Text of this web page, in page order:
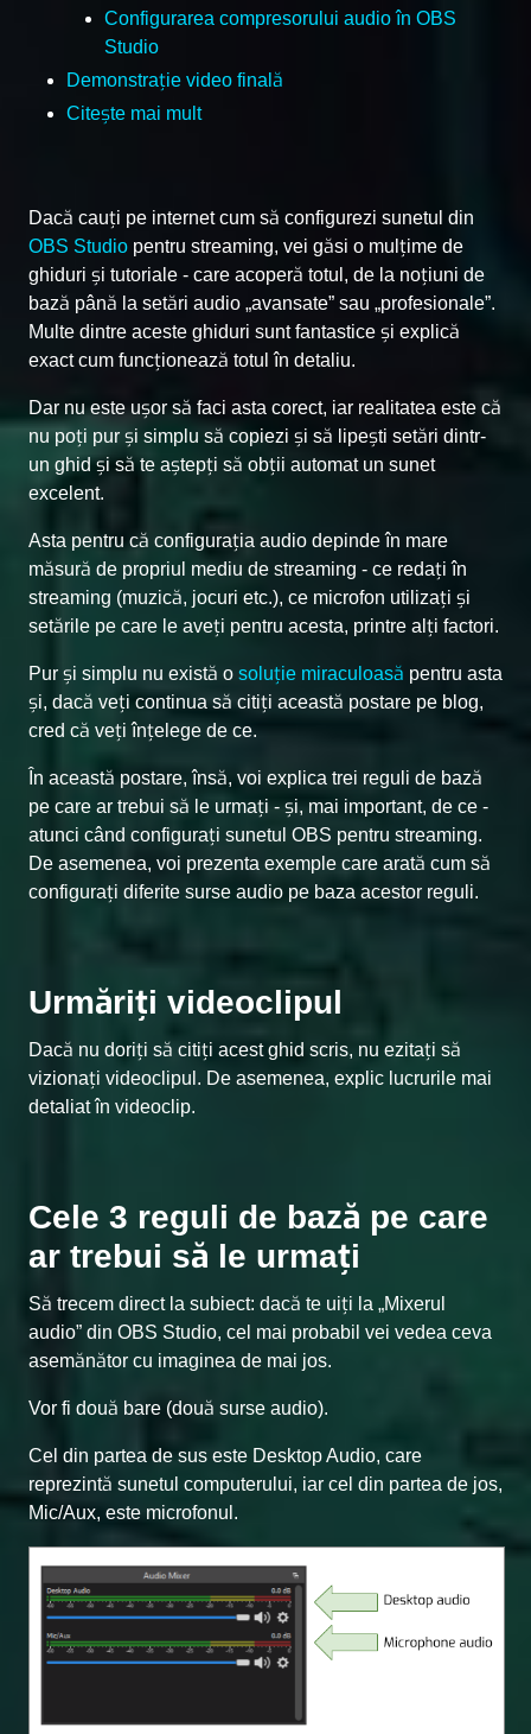
Configurarea compresorului audio în OBS
Studio
Demonstrație video finală
Citeşte mai mult
Dacă cauți pe internet cum să configurezi sunetul din
OBS Studio pentru streaming, vei găsi o mulțime de
ghiduri și tutoriale - care acoperă totul, de la noțiuni de
bază până la setări audio „avansate” sau „profesionale”.
Multe dintre aceste ghiduri sunt fantastice și explică
exact cum funcționează totul în detaliu.
Dar nu este ușor să faci asta corect, iar realitatea este că
nu poți pur și simplu să copiezi și să lipești setări dintr-
un ghid și să te aștepți să obții automat un sunet
excelent.
Asta pentru că configurația audio depinde în mare
măsură de propriul mediu de streaming - ce redați în
streaming (muzică, jocuri etc.), ce microfon utilizați și
setările pe care le aveți pentru acesta, printre alți factori.
Pur și simplu nu există o soluție miraculoasă pentru asta
și, dacă veți continua să citiți această postare pe blog,
cred că veți înțelege de ce.
În această postare, însă, voi explica trei reguli de bază
pe care ar trebui să le urmați - și, mai important, de ce -
atunci când configurați sunetul OBS pentru streaming.
De asemenea, voi prezenta exemple care arată cum să
configurați diferite surse audio pe baza acestor reguli.
Urmăriți videoclipul
Dacă nu doriți să citiți acest ghid scris, nu ezitați să
vizionați videoclipul. De asemenea, explic lucrurile mai
detaliat în videoclip.
Cele 3 reguli de bază pe care
ar trebui să le urmați
Să trecem direct la subiect: dacă te uiți la „Mixerul
audio” din OBS Studio, cel mai probabil vei vedea ceva
asemănător cu imaginea de mai jos.
Vor fi două bare (două surse audio).
Cel din partea de sus este Desktop Audio, care
reprezintă sunetul computerului, iar cel din partea de jos,
Mic/Aux, este microfonul.